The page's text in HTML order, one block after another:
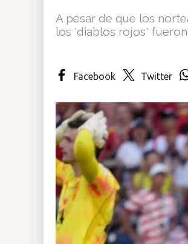
Multimedia
A pesar de que los
los 'diablos rojos'
Facebook Twitter